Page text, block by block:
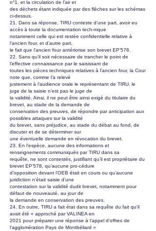
n°1, et la circulation de l’air et
des déchets étant indiquée par des flèches sur les schémas
ci-dessus.
21. Dans sa réponse, TIRU conteste d’une part, avoir eu
accès à toute la documentation tech-nique
notamment celle qui est restée confidentielle relative à
l’ancien four, et d’autre part,
le fait que l’ancien four antériorise son brevet EP’578.
22. Sans qu’il soit nécessaire de trancher le point de
l’effective connaissance par le saisissant de
toutes les pièces techniques relatives à l’ancien four, la Cour
note que, comme l’a relevé
justement à l’audience orale le représentant de TIRU, le
juge de la saisie n’est pas le juge de
la validité. Ainsi, il ne peut être ainsi exigé du titulaire du
brevet, au stade de la demande de
conservation des preuves, de répondre par anticipation aux
possibles attaques sur la validité
du brevet, sans préjudice, au stade du débat au fond, de
discuter et de se déterminer sur
une éventuelle demande en révocation du brevet.
23. En l’espèce, aucune des informations et
renseignements communiqués par TIRU dans sa
requête, ne sont contestés, justifiant qu’il est propriétaire du
brevet EP’578, qu’aucune pro-cédure
d’opposition devant l’OEB était en cours ou qu’aucune
juridiction n’était saisie d’une
contestation sur la validité dudit brevet, notamment pour
défaut de nouveauté, au jour de
la demande en conservation des preuves.
24. En outre, TIRU a fait état dans sa requête du fait qu’il
avait été « approché par VALINEA en
2021 pour préparer une réponse à l’appel d’offres de
l’agglomération Pays de Montbéliard »